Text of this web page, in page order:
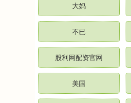
大妈
不已
股利网配资官网
美国